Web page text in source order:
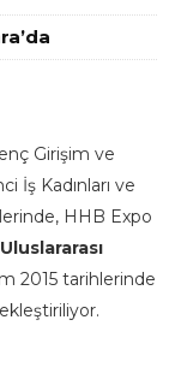
Girişim ve
İş Kadınları ve
HHB Expo
Uluslararası
2015 tarihlerinde